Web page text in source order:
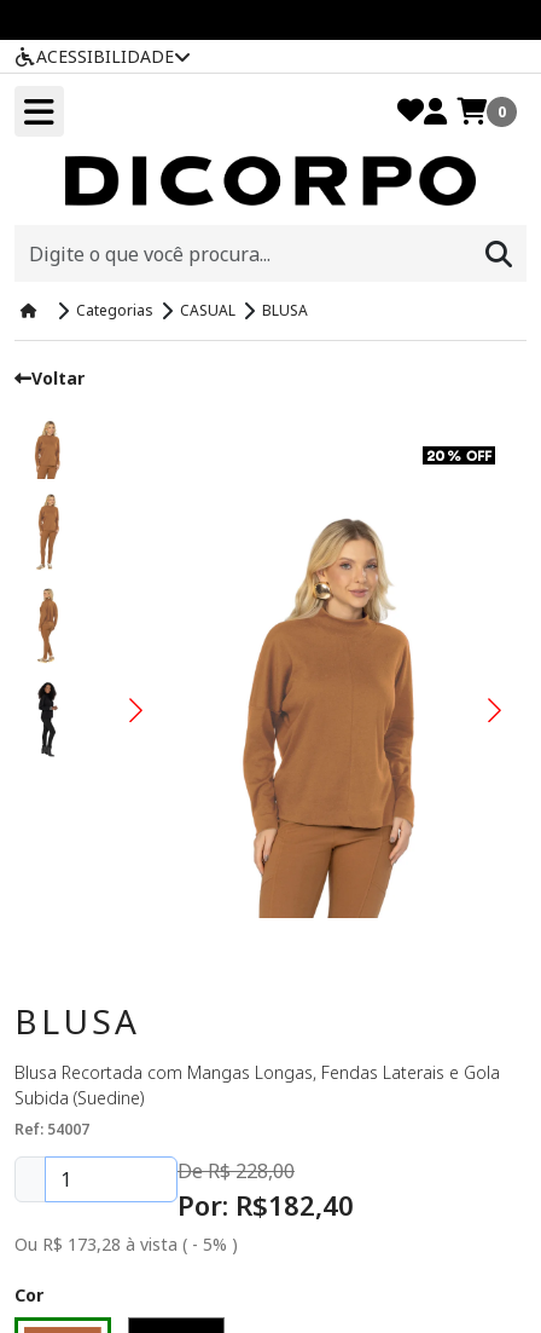
ACESSIBILIDADE
0
Categorias CASUAL BLUSA
Voltar
BLUSA
Blusa Recortada com Mangas Longas, Fendas Laterais e Gola
Subida (Suedine)
Ref: 54007
De R$228,00
Por: R$182,40
Ou R$ 173,28 à vista ( - 5% )
Cor